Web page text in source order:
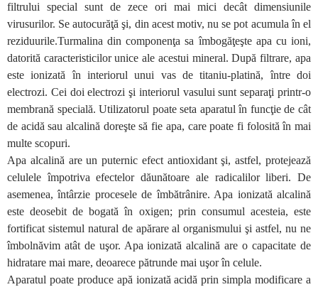
filtrului special sunt de zece ori mai mici decât dimensiunile
virusurilor. Se autocurăţă şi, din acest motiv, nu se pot acumula în el
reziduurile.Turmalina din componenţa sa îmbogăţeşte apa cu ioni,
datorită caracteristicilor unice ale acestui mineral. După filtrare, apa
este ionizată în interiorul unui vas de titaniu-platină, între doi
electrozi. Cei doi electrozi şi interiorul vasului sunt separaţi printr-o
membrană specială. Utilizatorul poate seta aparatul în funcţie de cât
de acidă sau alcalină doreşte să fie apa, care poate fi folosită în mai
multe scopuri.
Apa alcalină are un puternic efect antioxidant şi, astfel, protejează
celulele împotriva efectelor dăunătoare ale radicalilor liberi. De
asemenea, întârzie procesele de îmbătrânire. Apa ionizată alcalină
este deosebit de bogată în oxigen; prin consumul acesteia, este
fortificat sistemul natural de apărare al organismului şi astfel, nu ne
îmbolnăvim atât de uşor. Apa ionizată alcalină are o capacitate de
hidratare mai mare, deoarece pătrunde mai uşor în celule.
Aparatul poate produce apă ionizată acidă prin simpla modificare a